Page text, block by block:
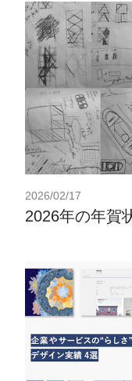
2026/02/17
2026年の年賀